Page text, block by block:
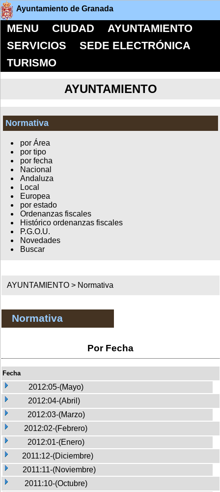
Ayuntamiento de Granada
MENU CIUDAD
AYUNTAMIENTO
SERVICIOS
SEDE ELECTRÓNICA
TURISMO
AYUNTAMIENTO
Normativa
por Área
por tipo
por fecha
Nacional
Andaluza
Local
Europea
por estado
Ordenanzas fiscales
Histórico ordenanzas fiscales
P.G.O.U.
Novedades
Buscar
AYUNTAMIENTO > Normativa
Normativa
Por Fecha
Fecha
2012:05-(Mayo)
2012:04-(Abril)
2012:03-(Marzo)
2012:02-(Febrero)
2012:01-(Enero)
2011:12-(Diciembre)
2011:11-(Noviembre)
2011:10-(Octubre)